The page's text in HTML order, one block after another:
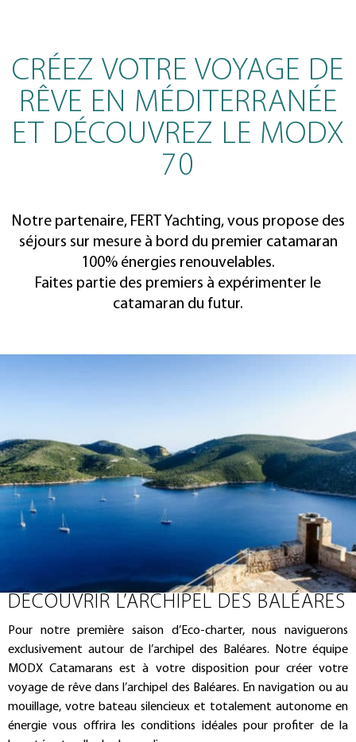
CRÉEZ VOTRE VOYAGE DE
RÊVE EN MÉDITERRANÉE
ET DÉCOUVREZ LE MODX
70
Notre partenaire, FERT Yachting, vous propose des
séjours sur mesure à bord du premier catamaran
100% énergies renouvelables.
Faites partie des premiers à expérimenter le
catamaran du futur.
DÉCOUVRIR L’ARCHIPEL DES BALÉARES
Pour notre première saison d’Eco-charter, nous naviguerons
exclusivement autour de l’archipel des Baléares. Notre équipe
MODX Catamarans est à votre disposition pour créer votre
voyage de rêve dans l’archipel des Baléares. En navigation ou au
mouillage, votre bateau silencieux et totalement autonome en
énergie vous offrira les conditions idéales pour profiter de la